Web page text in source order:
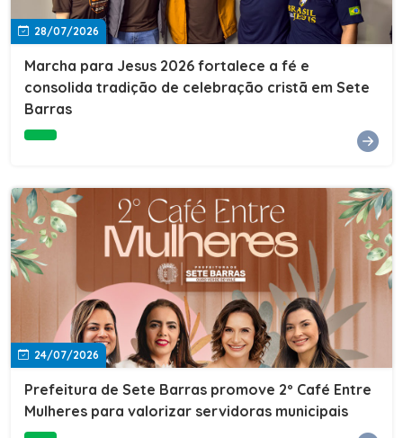
equipe da Secretaria Municipal de Educação e a todos
os profissionais que contribuíram para que esse
importante projeto voltasse a transformar a vida de
28/07/2026
Marcha para Jesus 2026 fortalece a fé e
consolida tradição de celebração cristã em Sete
Barras
24/07/2026
Prefeitura de Sete Barras promove 2º Café Entre
Mulheres para valorizar servidoras municipais